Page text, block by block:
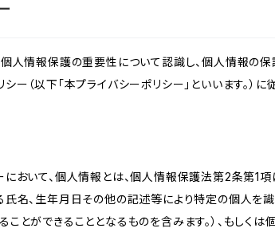
人情報保護の重要性について認識し、個人情報の保
ー（以下「本プライバシーポリシー」といいます。）
において、個人情報とは、個人情報保護法第2条第1
氏名、生年月日その他の記述等により特定の個人を
とができることとなるものを含みます。）、もしく